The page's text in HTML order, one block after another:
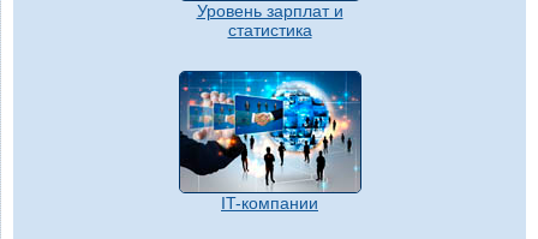
Уровень зарплат и
статистика
IT-компании